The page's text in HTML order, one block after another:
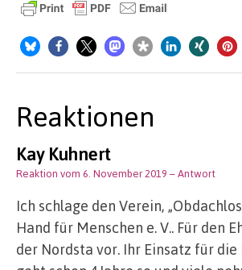
Reaktionen
Kay Kuhnert
Reaktion vom 6. November 2019 – Antwort
Ich schlage den Verein,
Hand für Menschen e. V.. Für den
der Nordsta vor. Ihr Einsatz für